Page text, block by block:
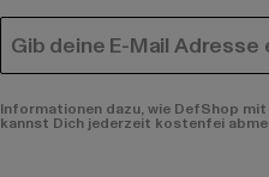
E-MAIL
Informationen dazu, wie DefShop
kannst Dich jederzeit kostenfei